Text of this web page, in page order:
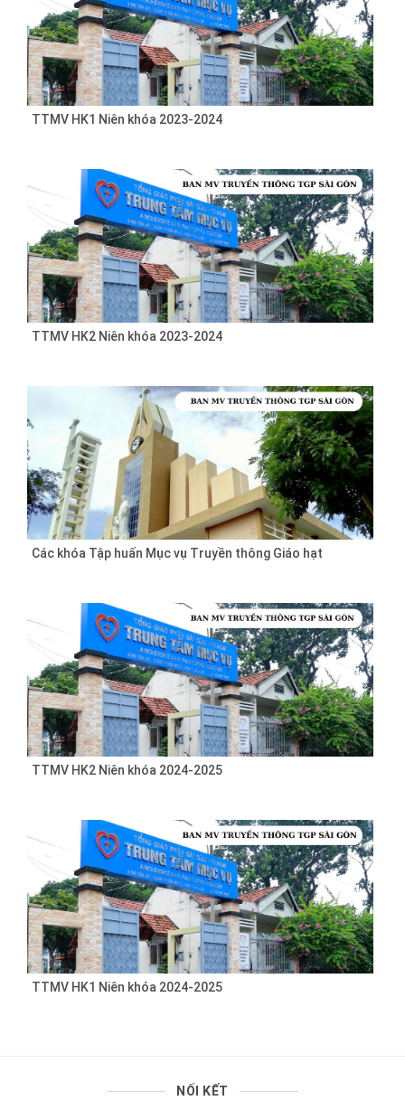
TTMV HK1 Niên khóa 2023-2024
TTMV HK2 Niên khóa 2023-2024
Các khóa Tập huấn Mục vụ Truyền thông Giáo hạt
TTMV HK2 Niên khóa 2024-2025
TTMV HK1 Niên khóa 2024-2025
NỐI KẾT